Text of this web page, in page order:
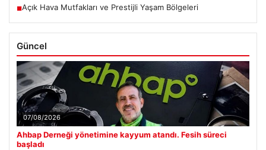
■Açık Hava Mutfakları ve Prestijli Yaşam Bölgeleri
Güncel
07/08/2026
Ahbap Derneği yönetimine kayyum atandı. Fesih süreci
başladı